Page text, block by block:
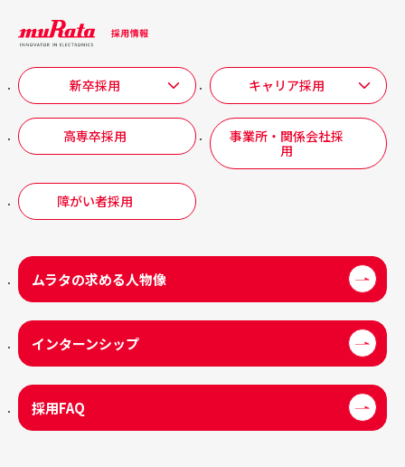
新卒採用 キャリア採用
高専卒採用
事業所・関係会社採
用
障がい者採用
ムラタの求める人物像
インターンシップ
採用FAQ